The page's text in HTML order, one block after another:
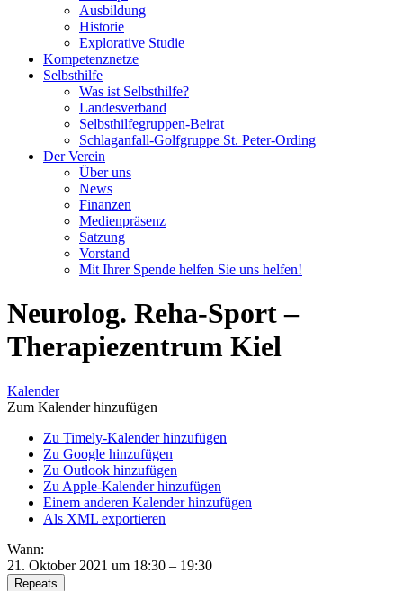
Ausbildung
Historie
Explorative Studie
Kompetenznetze
Selbsthilfe
Was ist Selbsthilfe?
Landesverband
Selbsthilfegruppen-Beirat
Schlaganfall-Golfgruppe St. Peter-Ording
Der Verein
Über uns
News
Finanzen
Medienpräsenz
Satzung
Vorstand
Mit Ihrer Spende helfen Sie uns helfen!
Neurolog. Reha-Sport –
Therapiezentrum Kiel
Kalender
Zum Kalender hinzufügen
Zu Timely-Kalender hinzufügen
Zu Google hinzufügen
Zu Outlook hinzufügen
Zu Apple-Kalender hinzufügen
Einem anderen Kalender hinzufügen
Als XML exportieren
Wann:
21. Oktober 2021 um 18:30 – 19:30
Repeats